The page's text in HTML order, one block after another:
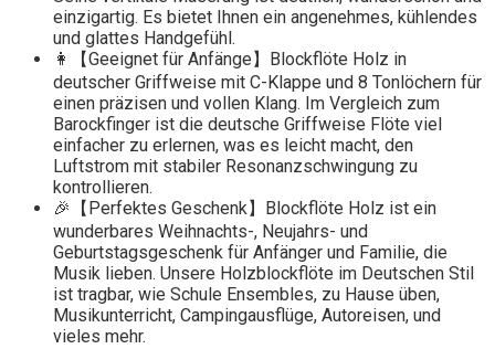
einzigartig. Es bietet Ihnen ein angenehmes, kühlendes
und glattes Handgefühl.
👩【Geeignet für Anfänge】Blockflöte Holz in
deutscher Griffweise mit C-Klappe und 8 Tonlöchern für
einen präzisen und vollen Klang. Im Vergleich zum
Barockfinger ist die deutsche Griffweise Flöte viel
einfacher zu erlernen, was es leicht macht, den
Luftstrom mit stabiler Resonanzschwingung zu
kontrollieren.
🎉【Perfektes Geschenk】Blockflöte Holz ist ein
wunderbares Weihnachts-, Neujahrs- und
Geburtstagsgeschenk für Anfänger und Familie, die
Musik lieben. Unsere Holzblockflöte im Deutschen Stil
ist tragbar, wie Schule Ensembles, zu Hause üben,
Musikunterricht, Campingausflüge, Autoreisen, und
vieles mehr.